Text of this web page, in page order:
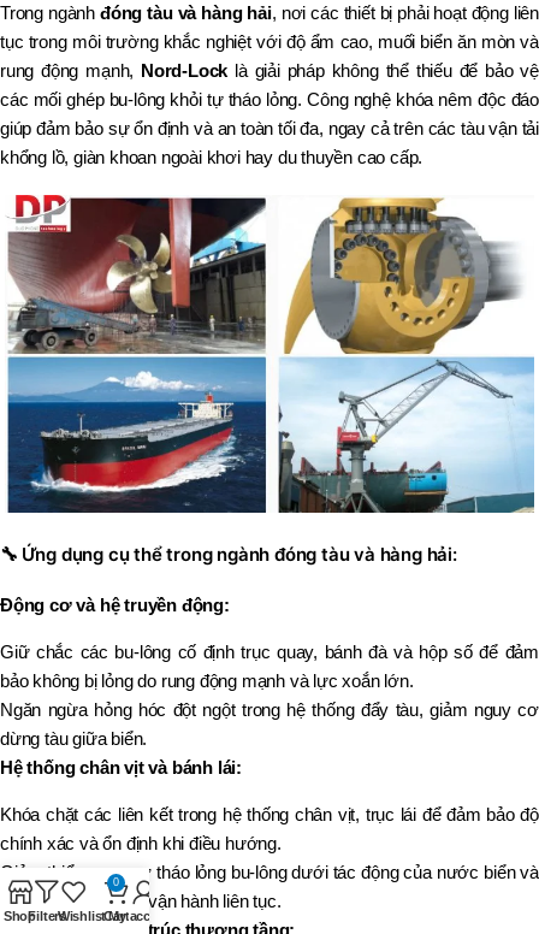
Trong ngànhđóng tàu và hàng hải, nơi các thiết bị phải hoạt động liên
tục trong môi trường khắc nghiệt với độ ẩm cao, muối biển ăn mòn và
rung động mạnh, Nord-Lock là giải pháp không thể thiếu để bảo vệ
các mối ghép bu-lông khỏi tự tháo lỏng. Công nghệ khóa nêm độc đáo
giúp đảm bảo sự ổn định và an toàn tối đa, ngay cả trên các tàu vận tải
khổng lồ, giàn khoan ngoài khơi hay du thuyền cao cấp.
🔧 Ứng dụng cụ thể trong ngành đóng tàu và hàng hải:
Động cơ và hệ truyền động:
Giữ chắc các bu-lông cố định trục quay, bánh đà và hộp số để đảm
bảo không bị lỏng do rung động mạnh và lực xoắn lớn.
Ngăn ngừa hỏng hóc đột ngột trong hệ thống đẩy tàu, giảm nguy cơ
dừng tàu giữa biển.
Hệ thống chân vịt và bánh lái:
Khóa chặt các liên kết trong hệ thống chân vịt, trục lái để đảm bảo độ
chính xác và ổn định khi điều hướng.
Giảm thiểu nguy cơ tháo lỏng bu-lông dưới tác động của nước biển và
áp suất cao khi tàu vận hành liên tục.
ShopFiltersWishlist
0
Cart
My account